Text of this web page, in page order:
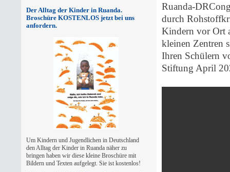
Der Alltag der Kinder in Ruanda.
Broschüre KOSTENLOS jetzt bei uns
anfordern.
Um Kindern und Jugendlichen in Deutschland
den Alltag der Kinder in Ruanda näher zu
bringen haben wir diese kleine Broschüre mit
Bildern und Texten aufgelegt. Sie ist kostenlos!
Ruanda-
durch
Kindern vor Ort
kleinen Zentren
Ihren Schülern
Stiftung April